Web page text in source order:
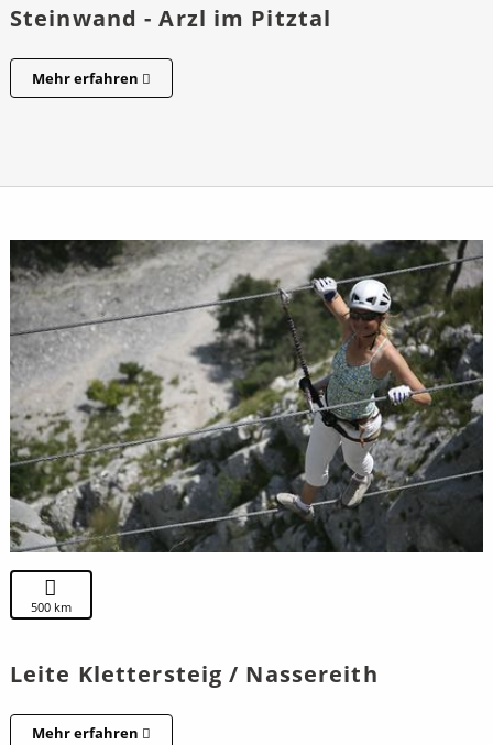
Steinwand - Arzl im Pitztal
Mehr erfahren
500 km
Leite Klettersteig / Nassereith
Mehr erfahren